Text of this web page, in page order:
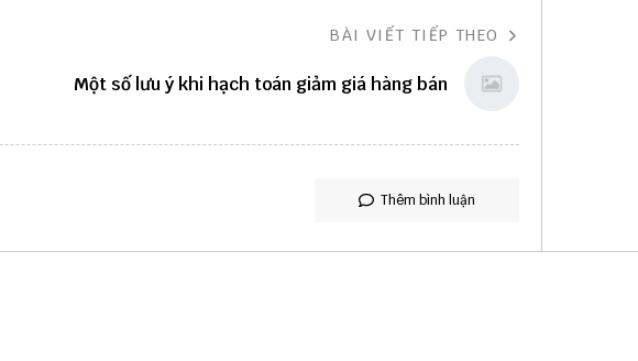
BÀI VIẾT TIẾP THEO
Một số lưu ý khi hạch toán giảm giá hàng bán
Thêm bình luận